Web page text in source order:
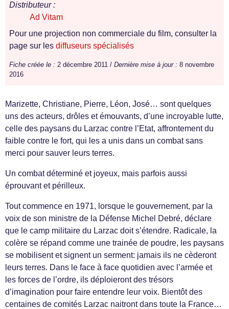
Distributeur :
Ad Vitam
Pour une projection non commerciale du film, consulter la
page sur les diffuseurs spécialisés
Fiche créée le : 2 décembre 2011 / Dernière mise à jour : 8 novembre
2016
Marizette, Christiane, Pierre, Léon, José… sont quelques
uns des acteurs, drôles et émouvants, d’une incroyable lutte,
celle des paysans du Larzac contre l’Etat, affrontement du
faible contre le fort, qui les a unis dans un combat sans
merci pour sauver leurs terres.
Un combat déterminé et joyeux, mais parfois aussi
éprouvant et périlleux.
Tout commence en 1971, lorsque le gouvernement, par la
voix de son ministre de la Défense Michel Debré, déclare
que le camp militaire du Larzac doit s’étendre. Radicale, la
colère se répand comme une trainée de poudre, les paysans
se mobilisent et signent un serment: jamais ils ne cèderont
leurs terres. Dans le face à face quotidien avec l’armée et
les forces de l’ordre, ils déploieront des trésors
d’imagination pour faire entendre leur voix. Bientôt des
centaines de comités Larzac naitront dans toute la France…